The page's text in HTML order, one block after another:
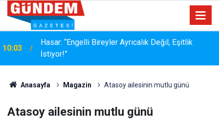
17:36
MÜŞTERİ HER ZAMAN HAKLIDIR… AMA HER
ZAMAN NAZİK DEĞİLDİR
Anasayfa Magazin Atasoy ailesinin mutlu günü
Atasoy ailesinin mutlu günü